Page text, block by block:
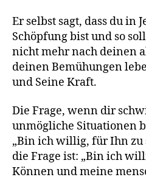
Er selbst sagt, dass du in
Schöpfung bist und so
nicht mehr nach deinen
deinen Bemühungen
und Seine Kraft.
Die Frage, wenn dir
unmögliche Situationen
„Bin ich willig, für Ihn zu
die Frage ist: „Bin ich
Können und meine